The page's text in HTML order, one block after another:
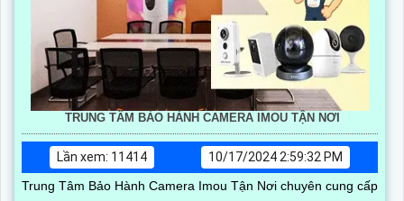
TRUNG TÂM BẢO HÀNH CAMERA IMOU TẬN NƠI
Lần xem: 11414
10/17/2024 2:59:32 PM
Trung Tâm Bảo Hành Camera Imou Tận Nơi chuyên cung cấp